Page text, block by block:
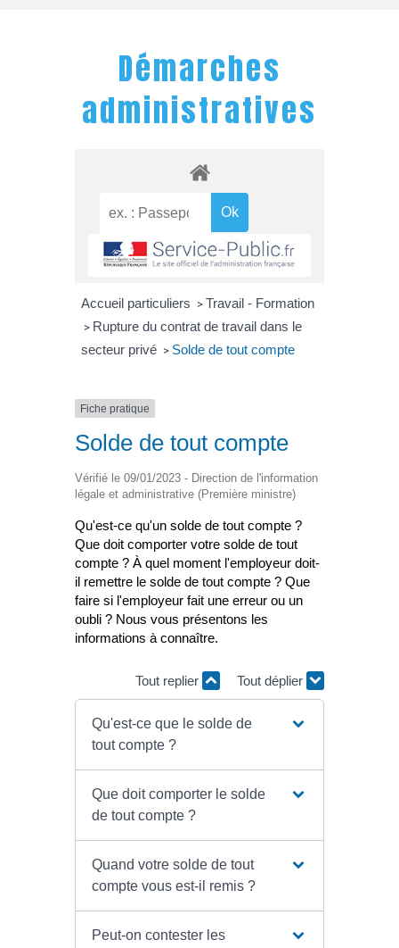
Démarches
administratives
Accueil particuliers > Travail - Formation
> Rupture du contrat de travail dans le
secteur privé > Solde de tout compte
Fiche pratique
Solde de tout compte
Vérifié le 09/01/2023 - Direction de l'information
légale et administrative (Première ministre)
Qu'est-ce qu'un solde de tout compte ?
Que doit comporter votre solde de tout
compte ? À quel moment l'employeur doit-
il remettre le solde de tout compte ? Que
faire si l'employeur fait une erreur ou un
oubli ? Nous vous présentons les
informations à connaître.
Tout replier Tout déplier
Qu'est-ce que le solde de
tout compte ?
Que doit comporter le solde
de tout compte ?
Quand votre solde de tout
compte vous est-il remis ?
Peut-on contester les